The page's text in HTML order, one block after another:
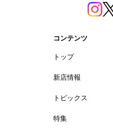
コンテンツ
トップ
新店情報
トピックス
特集